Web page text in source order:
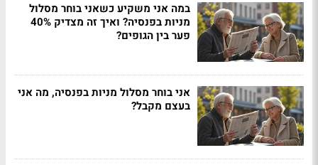
במה אני משקיע כשאני בוחר מסלול
מניות בפנסיה? ואיך זה מצדיק 40%
פער בין הגופים?
אני בוחר מסלול מניות בפנסיה, מה אני
בעצם מקבל?